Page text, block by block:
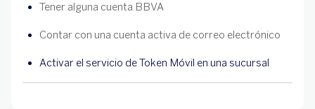
Tener alguna cuenta BBVA
Contar con una cuenta activa de correo electrónico
Activar el servicio de Token Móvil en una sucursal